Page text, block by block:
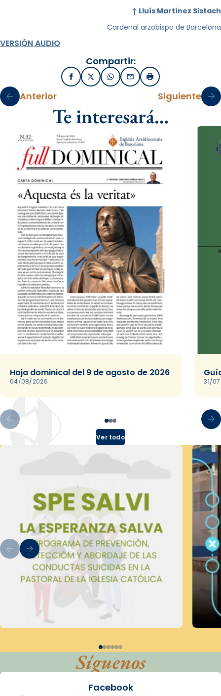
† Lluís Martínez Sistach
Cardenal arzobispo de Barcelona
VERSIÓN AUDIO
Compartir:
FacebookX / TwitterWhatsApp
EmailImprimir
Anterior Siguiente
Te interesará…
Hoja dominical del 9 de agosto de 2026
04/08/2026 31/
Ver todo
Síguenos
Facebook